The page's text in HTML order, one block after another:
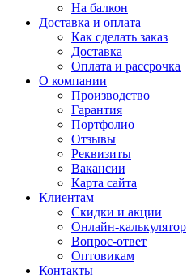
На балкон
Доставка и оплата
Как сделать заказ
Доставка
Оплата и рассрочка
О компании
Производство
Гарантия
Портфолио
Отзывы
Реквизиты
Вакансии
Карта сайта
Клиентам
Скидки и акции
Онлайн-калькулятор
Вопрос-ответ
Оптовикам
Контакты